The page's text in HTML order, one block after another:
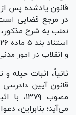
قانون یاد‌شده پس
در مرجع قضایی
تقلب به شرح
و انقلاب در امور
قانون آیین
مصوب
می‌آید؛ بنابراین،